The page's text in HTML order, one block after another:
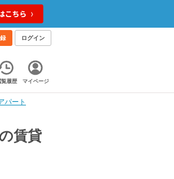
ログイン
覧履歴 マイページ
パート
賃貸